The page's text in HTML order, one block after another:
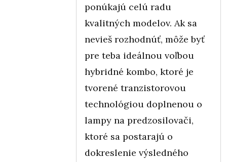
ponúkajú celú radu
kvalitných modelov. Ak sa
nevieš rozhodnúť, môže byť
pre teba ideálnou voľbou
hybridné kombo, ktoré je
tvorené tranzistorovou
technológiou doplnenou o
lampy na predzosilovači,
ktoré sa postarajú o
dokreslenie výsledného